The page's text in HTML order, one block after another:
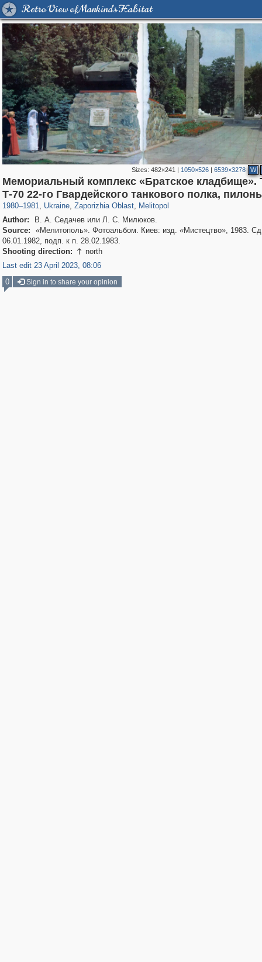
Retro View of Mankind's Habitat
Sizes: 482×241 | 1050×526| 6539×3278 W
Мемориальный комплекс «Братское кладбище».
Т-70 22-го Гвардейского танкового полка,
1980–1981, Ukraine
135,351 2,358
, Zaporizhia Oblast
1,860 7
, Melitopol
158
Author:
В. А. Седачев или Л. С. Милюков.
Source:
«Мелитополь». Фотоальбом. Киев: изд. «Мистецтво», 1983.
06.01.1982, подп. к п. 28.02.1983.
Shooting direction:  north
Last edit 23 April 2023, 08:06
0
Sign in to share your opinion